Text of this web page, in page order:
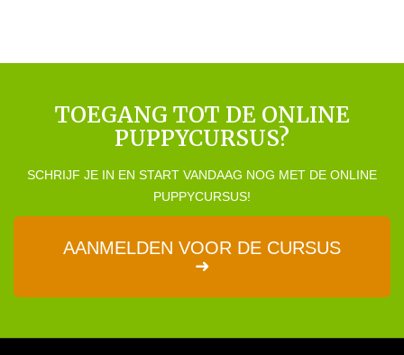
TOEGANG TOT DE ONLINE
PUPPYCURSUS?
SCHRIJF JE IN EN START VANDAAG NOG MET DE ONLINE
PUPPYCURSUS!
AANMELDEN VOOR DE CURSUS
➜